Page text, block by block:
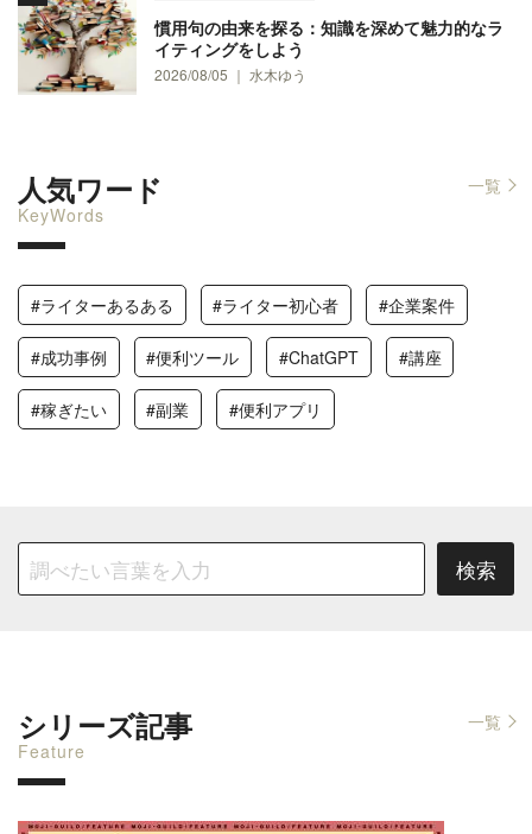
慣用句の由来を探る：知識を深めて魅力的なラ
イティングをしよう
2026/08/05 ｜ 水木ゆう
人気ワード
KeyWords
一覧
#ライターあるある #ライター初心者 #企業案件
#成功事例 #便利ツール #ChatGPT #講座
#稼ぎたい #副業 #便利アプリ
シリーズ記事
Feature
一覧